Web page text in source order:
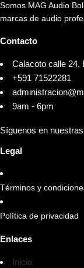
Somos MAG Audio
marcas de audio
Contacto
Calacoto calle 24,
+591 71522281
9am - 6pm
Síguenos en
Legal
Términos y
Política de privacidad
Enlaces
Inicio